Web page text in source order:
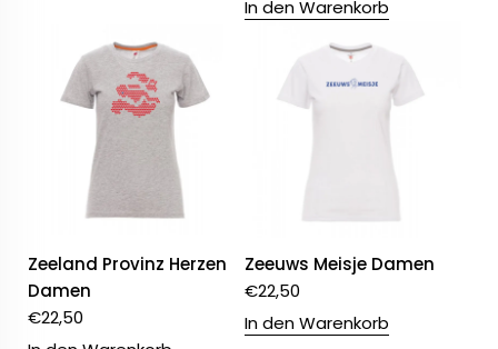
In den Warenkorb
Zeeland Provinz Herzen
Damen
€22,50
Zeeuws Meisje Damen
€22,50
In den Warenkorb